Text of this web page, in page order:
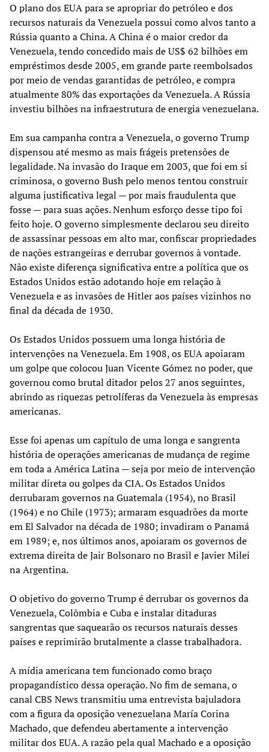
O plano dos EUA para se apropriar do petróleo e dos
recursos naturais da Venezuela possui como alvos tanto a
Rússia quanto a China. A China é o maior credor da
Venezuela, tendo concedido mais de US$ 62 bilhões em
empréstimos desde 2005, em grande parte reembolsados
por meio de vendas garantidas de petróleo, e compra
atualmente 80% das exportações da Venezuela. A Rússia
investiu bilhões na infraestrutura de energia venezuelana.
Em sua campanha contra a Venezuela, o governo Trump
dispensou até mesmo as mais frágeis pretensões de
legalidade. Na invasão do Iraque em 2003, que foi em si
criminosa, o governo Bush pelo menos tentou construir
alguma justificativa legal — por mais fraudulenta que
fosse — para suas ações. Nenhum esforço desse tipo foi
feito hoje. O governo simplesmente declarou seu direito
de assassinar pessoas em alto mar, confiscar propriedades
de nações estrangeiras e derrubar governos à vontade.
Não existe diferença significativa entre a política que os
Estados Unidos estão adotando hoje em relação à
Venezuela e as invasões de Hitler aos países vizinhos no
final da década de 1930.
Os Estados Unidos possuem uma longa história de
intervenções na Venezuela. Em 1908, os EUA apoiaram
um golpe que colocou Juan Vicente Gómez no poder, que
governou como brutal ditador pelos 27 anos seguintes,
abrindo as riquezas petrolíferas da Venezuela às empresas
americanas.
Esse foi apenas um capítulo de uma longa e sangrenta
história de operações americanas de mudança de regime
em toda a América Latina — seja por meio de intervenção
militar direta ou golpes da CIA. Os Estados Unidos
derrubaram governos na Guatemala (1954), no Brasil
(1964) e no Chile (1973); armaram esquadrões da morte
em El Salvador na década de 1980; invadiram o Panamá
em 1989; e, nos últimos anos, apoiaram os governos de
extrema direita de Jair Bolsonaro no Brasil e Javier Milei
na Argentina.
O objetivo do governo Trump é derrubar os governos da
Venezuela, Colômbia e Cuba e instalar ditaduras
sangrentas que saquearão os recursos naturais desses
países e reprimirão brutalmente a classe trabalhadora.
A mídia americana tem funcionado como braço
propagandístico dessa operação. No fim de semana, o
canal CBS News transmitiu uma entrevista bajuladora
com a figura da oposição venezuelana María Corina
Machado, que defendeu abertamente a intervenção
militar dos EUA. A razão pela qual Machado e a oposição